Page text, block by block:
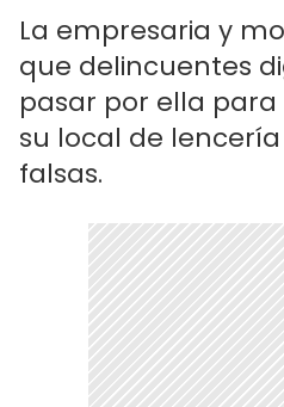
La empresaria y
que delincuentes
pasar por ella
su local de
falsas.